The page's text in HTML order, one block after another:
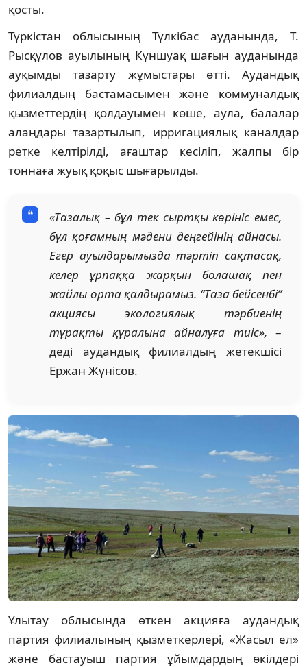
қосты.
Түркістан облысының Түлкібас ауданында, Т.
Рысқұлов ауылының Күншуақ шағын ауданында
ауқымды тазарту жұмыстары өтті. Аудандық
филиалдың бастамасымен және коммуналдық
қызметтердің қолдауымен көше, аула, балалар
алаңдары тазартылып, ирригациялық каналдар
ретке келтірілді, ағаштар кесіліп, жалпы бір
тоннаға жуық қоқыс шығарылды.
«Тазалық – бұл тек сыртқы көрініс емес,
бұл қоғамның мәдени деңгейінің айнасы.
Егер ауылдарымызда тәртіп сақтасақ,
келер ұрпаққа жарқын болашақ пен
жайлы орта қалдырамыз. “Таза бейсенбі”
акциясы экологиялық тәрбиенің
тұрақты құралына айналуға тиіс», –
деді аудандық филиалдың жетекшісі
Ержан Жүнісов.
Ұлытау облысында өткен акцияға аудандық
партия филиалының қызметкерлері, «Жасыл ел»
және бастауыш партия ұйымдардың өкілдері